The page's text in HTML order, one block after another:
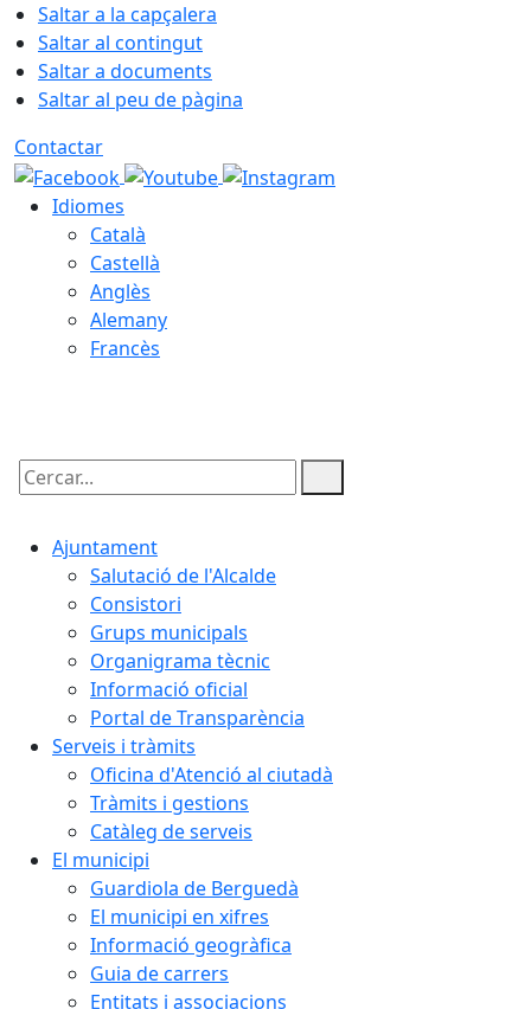
Saltar a la capçalera
Saltar al contingut
Saltar a documents
Saltar al peu de pàgina
Contactar
Idiomes
Català
Castellà
Anglès
Alemany
Francès
Cercar:
Ajuntament
Salutació de l'Alcalde
Consistori
Grups municipals
Organigrama tècnic
Informació oficial
Portal de Transparència
Serveis i tràmits
Oficina d'Atenció al ciutadà
Tràmits i gestions
Catàleg de serveis
El municipi
Guardiola de Berguedà
El municipi en xifres
Informació geogràfica
Guia de carrers
Entitats i associacions